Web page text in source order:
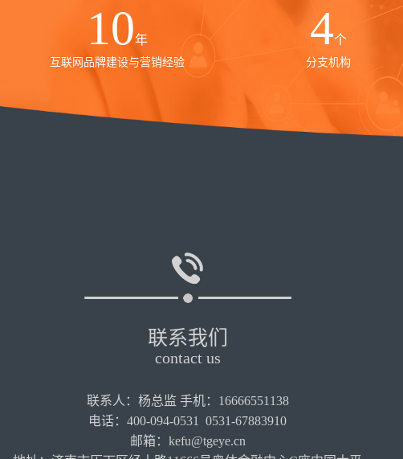
10年
互联网品牌建设与营销经验
4个
分支机构
联系我们
contact us
联系人：杨总监 手机：16666551138
电话：400-094-0531 0531-67883910
邮箱：kefu@tgeye.cn